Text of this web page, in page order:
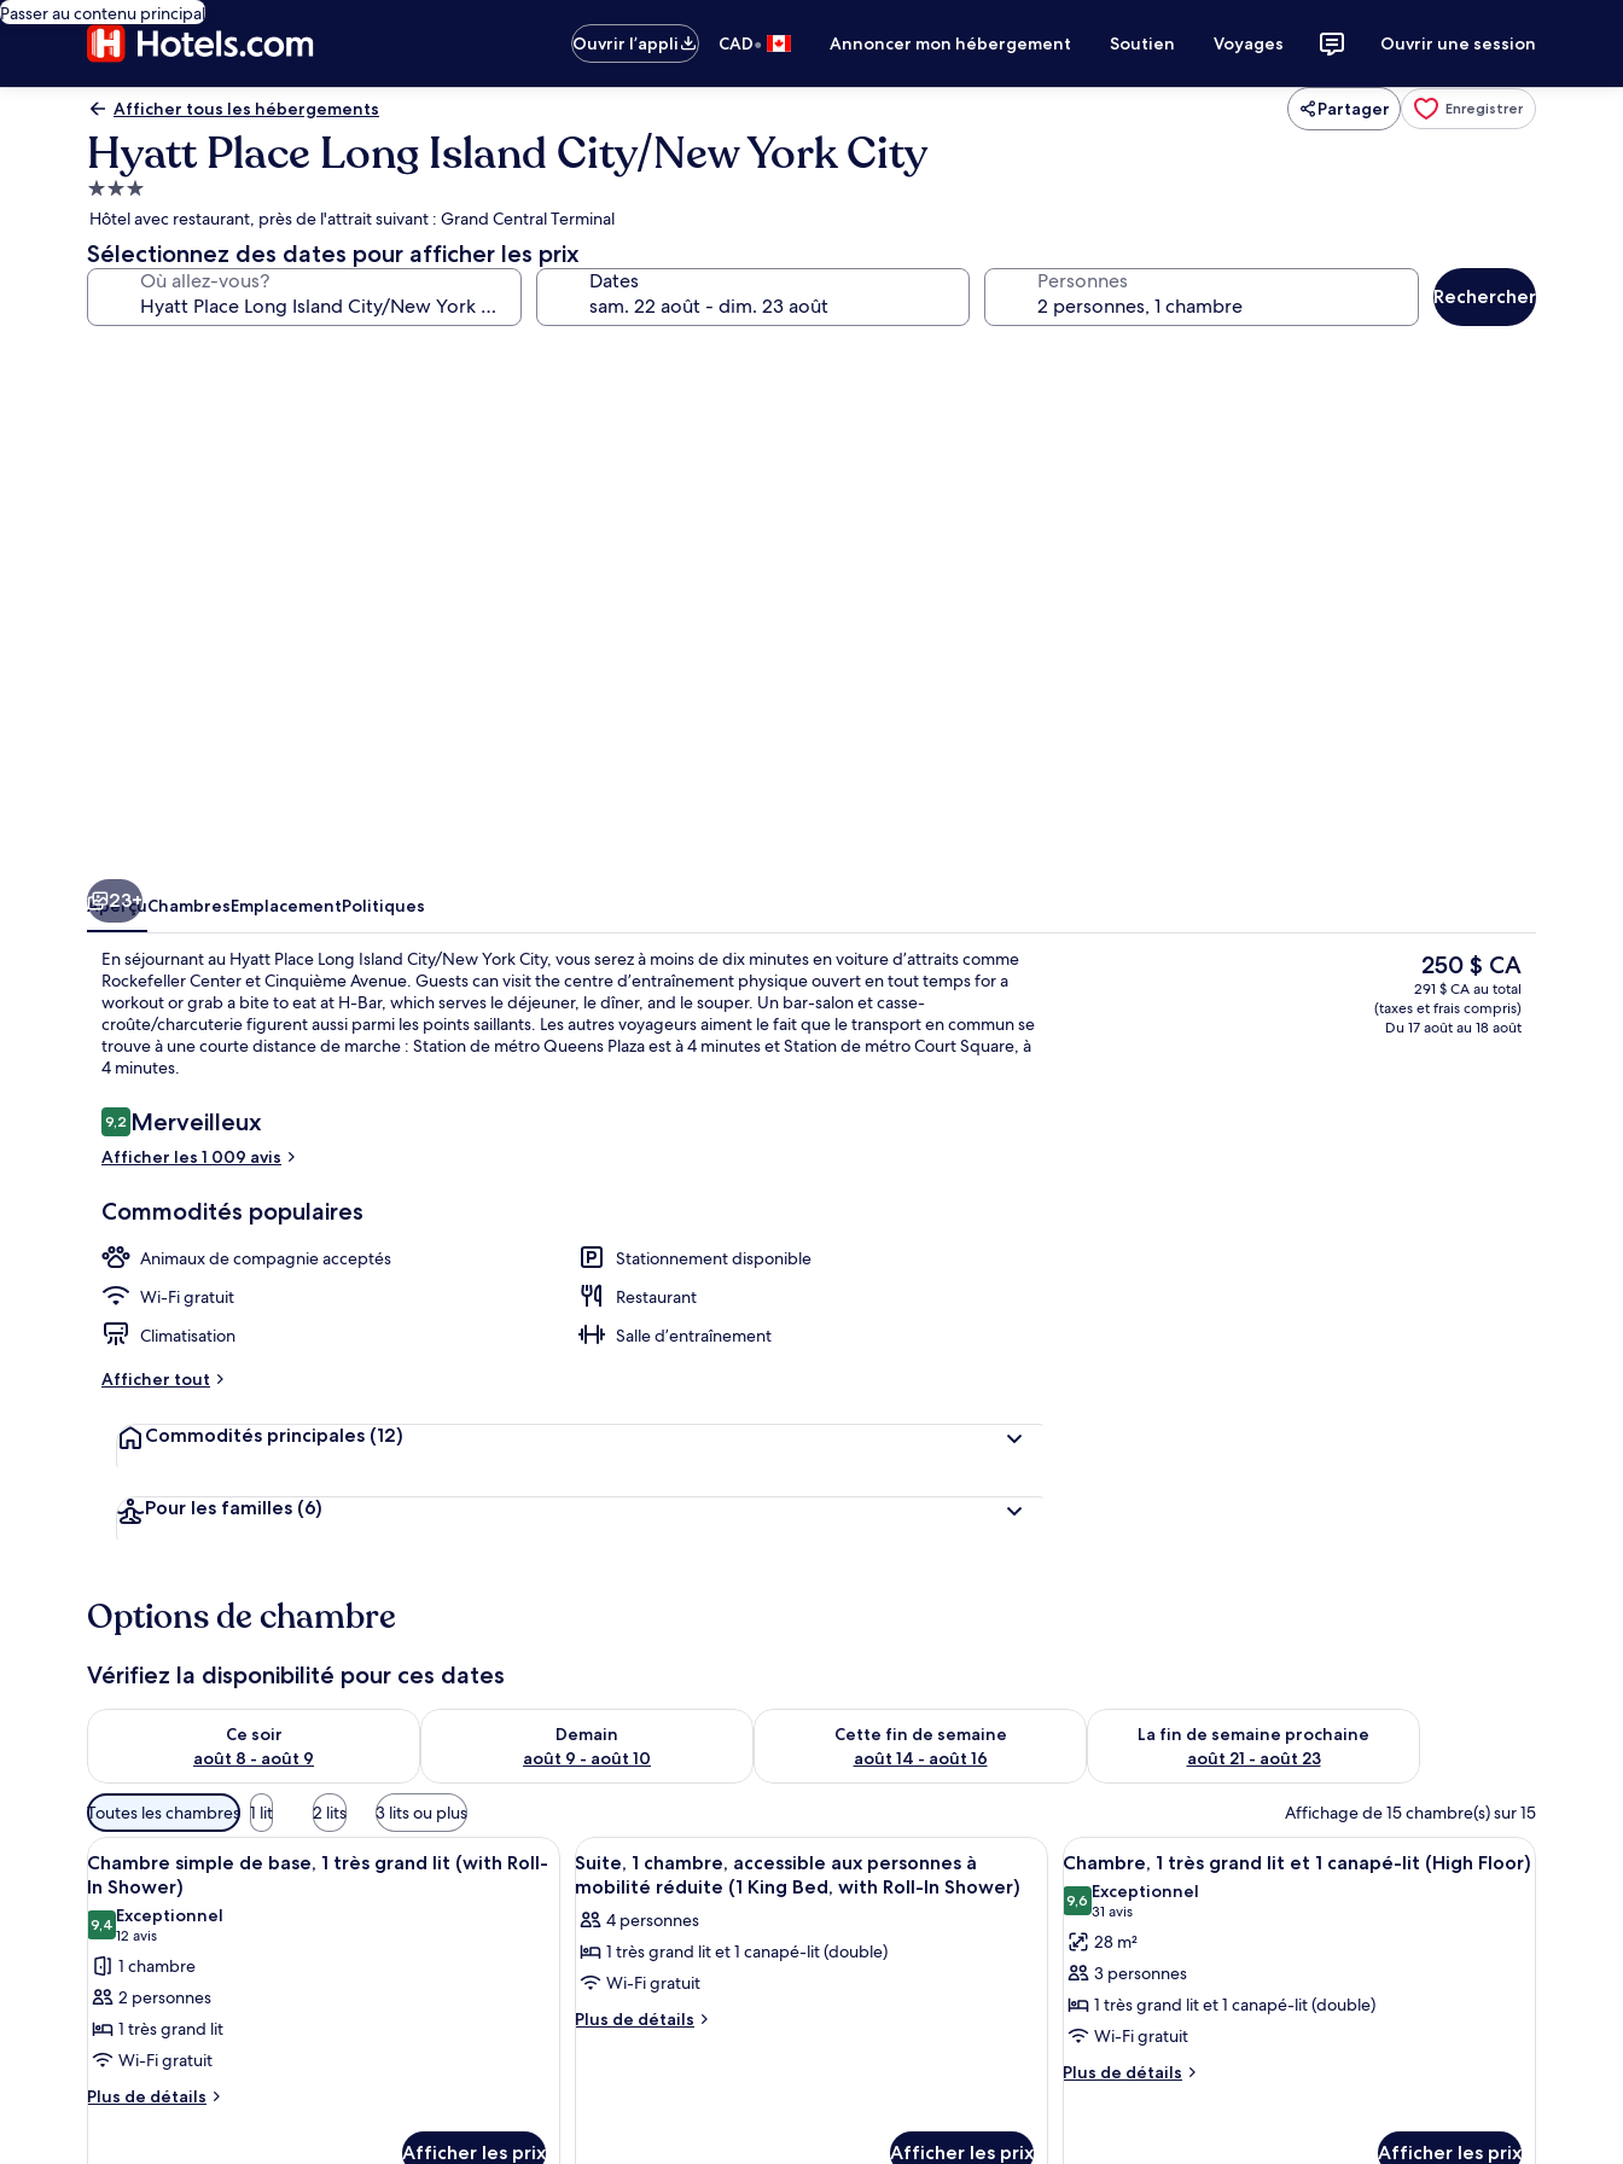
Passer au contenu principal
Ouvrir l’appli
CAD• Annoncer mon hébergement Soutien Voyages Ouvrir une session
Afficher tous les hébergements Partager Enregistrer
Hyatt Place Long Island City/New York City
Hébergement
3.0 étoiles
Hôtel avec restaurant, près de l'attrait suivant : Grand Central Terminal
Sélectionnez des dates pour afficher les prix
Où allez-vous? Dates Personnes
Rechercher
Hall Literie hypoallergénique, coffre-fort,
23+
AperçuChambresEmplacementPolitiques
En séjournant au Hyatt Place Long Island City/New York City, vous serez à moins de dix minutes en voiture d’attraits comme
Rockefeller Center et Cinquième Avenue. Guests can visit the centre d’entraînement physique ouvert en tout temps for a
workout or grab a bite to eat at H-Bar, which serves le déjeuner, le dîner, and le souper. Un bar-salon et casse-
croûte/charcuterie figurent aussi parmi les points saillants. Les autres voyageurs aiment le fait que le transport en commun se
trouve à une courte distance de marche : Station de métro Queens Plaza est à 4 minutes et Station de métro Court Square, à
4 minutes.
Avis
9,29,2 sur 10 –
Merveilleux
Afficher les 1 009 avis
Commodités populaires
Animaux de compagnie acceptés
Stationnement disponible
Wi-Fi gratuit
Restaurant
Climatisation
Salle d’entraînement
Afficher tout
Commodités principales (12)
Pour les familles (6)
Le
prix
actuel
est
250 $ CA
291 $ CA au total
(taxes et frais compris)
Du 17 août au 18 août
Options de chambre
Vérifiez la disponibilité pour ces dates
Ce soir
août 8 - août 9
Vérifier la disponibilité pour ce soir août 8 - août 9
Demain
août 9 - août 10
Vérifier la disponibilité pour demain août 9 - août 10
Cette fin de semaine
août 14 - août 16
Vérifier la disponibilité pour cette fin de semaine août 14 - août 16
La fin de semaine prochaine
août 21 - août 23
Vérifier la disponibilité pour la fin de semaine prochaine août
Filtres
disponibles
pour
les
chambres
Toutes les chambres 1 lit 2 lits 3 lits ou plus Affichage de 15 chambre(s) sur 15
Afficher
toutes
les
photos
pour
ce
type
de
chambre :
Chambre
Une chambre d’hôtel avec un grand lit, un canapé gris, une petite table et deux lampes fixées au mur.
2
Chambre simple de base, 1 très grand lit (with Roll-
In Shower)
9,49,4 sur 10
Exceptionnel
12 avis
(12 avis)
1 chambre
2 personnes
1 très grand lit
Wi-Fi gratuit
Plus de détails
Plus
Afficher les prix
Afficher
toutes
les
photos
pour
ce
type
Une salle de bain moderne avec une douche, un lavabo et un grand miroir.
1
Suite, 1 chambre, accessible aux personnes à
mobilité réduite (1 King Bed, with Roll-In Shower)
4 personnes
1 très grand lit et 1 canapé-lit (double)
Wi-Fi gratuit
Plus de détails
Plus
Afficher les prix
Afficher
toutes
les
photos
pour
ce
type
de
chambre :
Une chambre d’hôtel avec un grand lit, un
5
Chambre, 1 très grand lit et 1 canapé-lit (High Floor)
9,69,6 sur 10
Exceptionnel
31 avis
(31 avis)
28 m²
3 personnes
1 très grand lit et 1 canapé-lit (double)
Wi-Fi gratuit
Plus de détails
Plus
Afficher les prix